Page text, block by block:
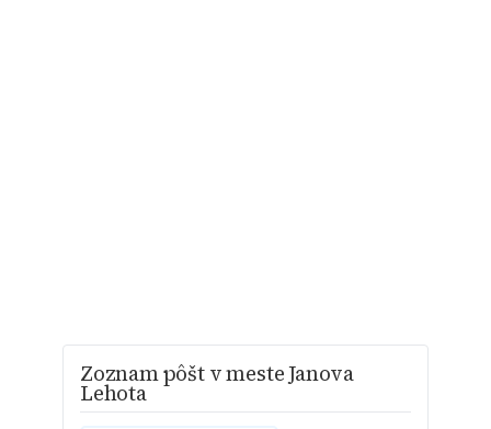
Zoznam pôšt v meste Janova
Lehota